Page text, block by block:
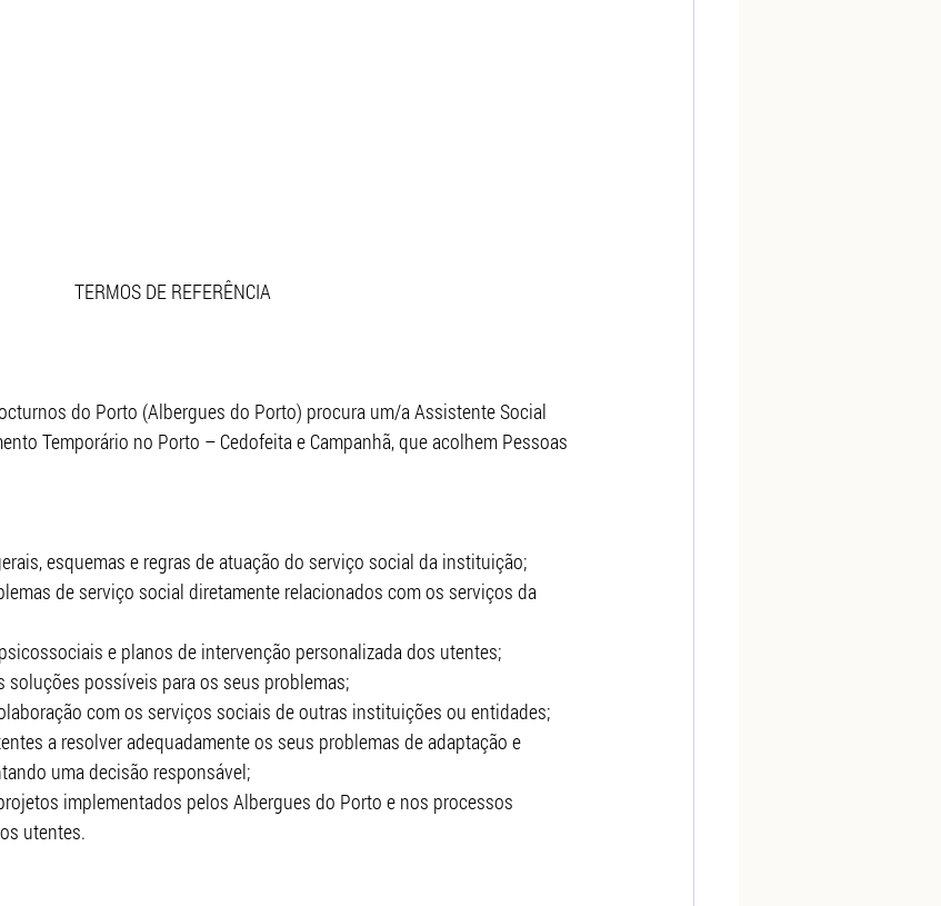
TERMOS DE REFERÊNCIA
do Porto (Albergues do Porto) procura um/a Assistente Social
Temporário no Porto – Cedofeita e Campanhã, que acolhem Pessoas
esquemas e regras de atuação do serviço social da instituição;
de serviço social diretamente relacionados com os serviços da
e planos de intervenção personalizada dos utentes;
soluções possíveis para os seus problemas;
com os serviços sociais de outras instituições ou entidades;
a resolver adequadamente os seus problemas de adaptação e
uma decisão responsável;
implementados pelos Albergues do Porto e nos processos
utentes.